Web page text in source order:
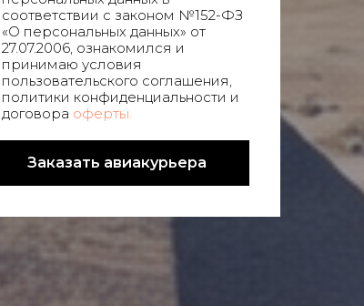
соответствии с законом №152-ФЗ
«О персональных данных» от
27.07.2006, ознакомился и
принимаю условия
пользовательского соглашения,
политики конфиденциальности и
договора оферты.
Заказать авиакурьера